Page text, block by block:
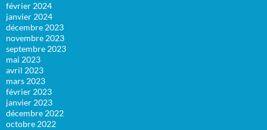
février 2024
janvier 2024
décembre 2023
novembre 2023
septembre 2023
mai 2023
avril 2023
mars 2023
février 2023
janvier 2023
décembre 2022
octobre 2022